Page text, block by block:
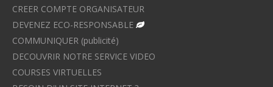
CREER COMPTE ORGANISATEUR
DEVENEZ ECO-RESPONSABLE
COMMUNIQUER (publicité)
DECOUVRIR NOTRE SERVICE VIDEO
COURSES VIRTUELLES